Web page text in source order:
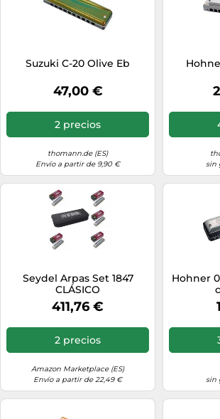
Suzuki C-20 Olive Eb
47,00 €
2 precios
thomann.de (ES)
Envío a partir de 9,90 €
sin
Seydel Arpas Set 1847
CLÁSICO
411,76 €
2 precios
Amazon Marketplace (ES)
Envío a partir de 22,49 €
Hohner
sin